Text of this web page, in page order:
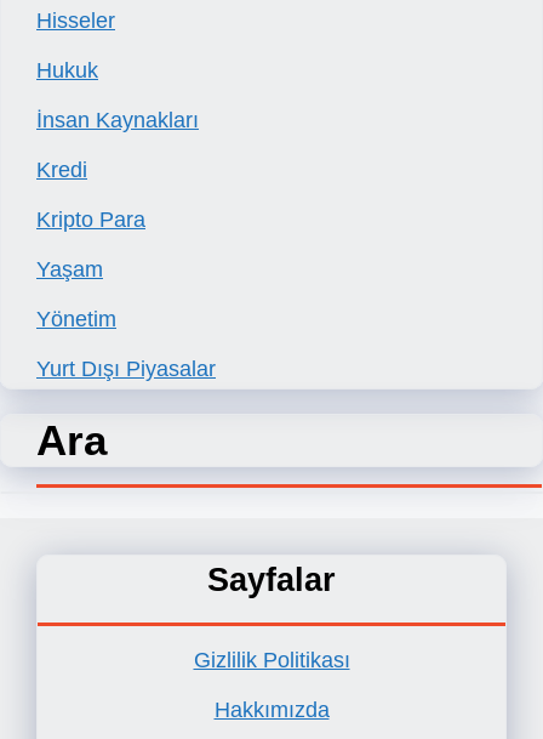
Hisseler
Hukuk
İnsan Kaynakları
Kredi
Kripto Para
Yaşam
Yönetim
Yurt Dışı Piyasalar
Ara
Sayfalar
Gizlilik Politikası
Hakkımızda